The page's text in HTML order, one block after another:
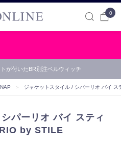
0
が付いたBR別注ベルウィッチ
＞ ジャケットスタイル / シパーリオ バイ
パーリオ バイ スティ
by STILE